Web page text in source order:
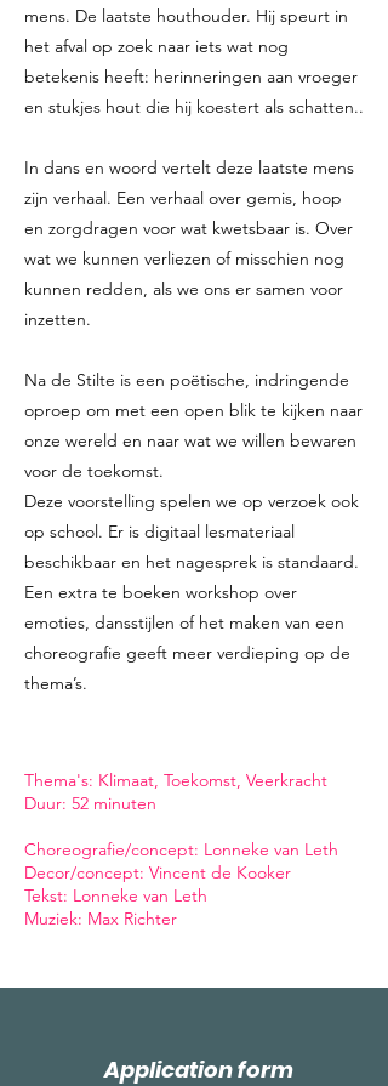
mens. De laatste houthouder. Hij speurt in
het afval op zoek naar iets wat nog
betekenis heeft: herinneringen aan vroeger
en stukjes hout die hij koestert als schatten..
In dans en woord vertelt deze laatste mens
zijn verhaal. Een verhaal over gemis, hoop
en zorgdragen voor wat kwetsbaar is. Over
wat we kunnen verliezen of misschien nog
kunnen redden, als we ons er samen voor
inzetten.
Na de Stilte is een poëtische, indringende
oproep om met een open blik te kijken naar
onze wereld en naar wat we willen bewaren
voor de toekomst.
Deze voorstelling spelen we op verzoek ook
op school. Er is digitaal lesmateriaal
beschikbaar en het nagesprek is standaard.
Een extra te boeken workshop over
emoties, dansstijlen of het maken van een
choreografie geeft meer verdieping op de
thema’s.
Thema's: Klimaat, Toekomst, Veerkracht
Duur: 52 minuten
Choreografie/concept: Lonneke van Leth
Decor/concept: Vincent de Kooker
Tekst: Lonneke van Leth
Muziek: Max Richter
Application form